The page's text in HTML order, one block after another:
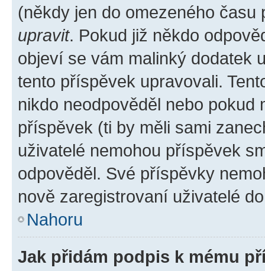
(někdy jen do omezeného
upravit. Pokud již někdo
objeví se vám malinký dodatek
tento příspěvek upravovali.
nikdo neodpověděl nebo pokud
příspěvek (ti by měli sami
uživatelé nemohou příspěvek
odpověděl. Své příspěvky
nově zaregistrovaní uživatelé
Nahoru
Jak přidám podpis k mému